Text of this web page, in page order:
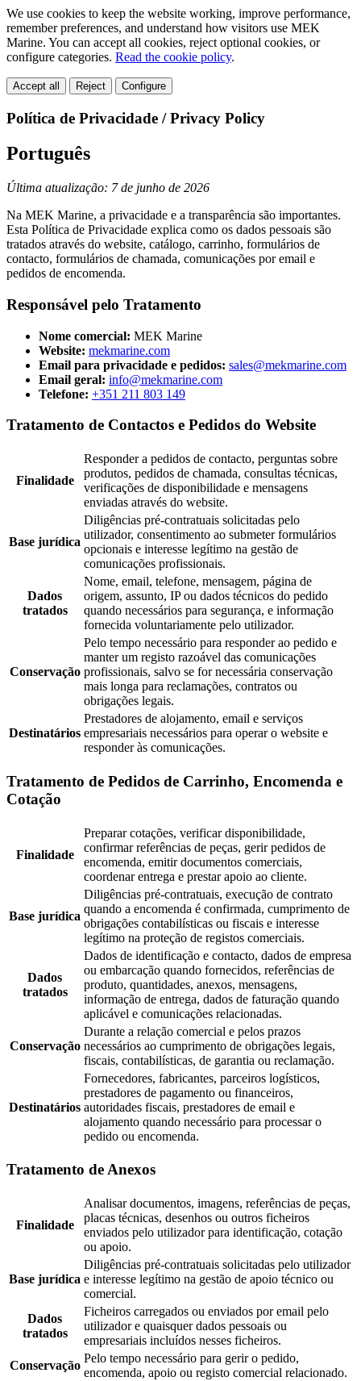
We use cookies to keep the website working, improve performance,
remember preferences, and understand how visitors use MEK
Marine. You can accept all cookies, reject optional cookies, or
configure categories. Read the cookie policy.
Accept all Reject Configure
Política de Privacidade / Privacy Policy
Português
Última atualização: 7 de junho de 2026
Na MEK Marine, a privacidade e a transparência são importantes.
Esta Política de Privacidade explica como os dados pessoais são
tratados através do website, catálogo, carrinho, formulários de
contacto, formulários de chamada, comunicações por email e
pedidos de encomenda.
Responsável pelo Tratamento
Nome comercial: MEK Marine
Website: mekmarine.com
Email para privacidade e pedidos: sales@mekmarine.com
Email geral: info@mekmarine.com
Telefone: +351 211 803 149
Tratamento de Contactos e Pedidos do Website
Finalidade
Responder a pedidos de contacto, perguntas sobre
produtos, pedidos de chamada, consultas técnicas,
verificações de disponibilidade e mensagens
enviadas através do website.
Base jurídica
Diligências pré-contratuais solicitadas pelo
utilizador, consentimento ao submeter formulários
opcionais e interesse legítimo na gestão de
comunicações profissionais.
Dados
tratados
Nome, email, telefone, mensagem, página de
origem, assunto, IP ou dados técnicos do pedido
quando necessários para segurança, e informação
fornecida voluntariamente pelo utilizador.
Conservação
Pelo tempo necessário para responder ao pedido e
manter um registo razoável das comunicações
profissionais, salvo se for necessária conservação
mais longa para reclamações, contratos ou
obrigações legais.
Destinatários
Prestadores de alojamento, email e serviços
empresariais necessários para operar o website e
responder às comunicações.
Tratamento de Pedidos de Carrinho, Encomenda e
Cotação
Finalidade
Preparar cotações, verificar disponibilidade,
confirmar referências de peças, gerir pedidos de
encomenda, emitir documentos comerciais,
coordenar entrega e prestar apoio ao cliente.
Base jurídica
Diligências pré-contratuais, execução de contrato
quando a encomenda é confirmada, cumprimento de
obrigações contabilísticas ou fiscais e interesse
legítimo na proteção de registos comerciais.
Dados
tratados
Dados de identificação e contacto, dados de empresa
ou embarcação quando fornecidos, referências de
produto, quantidades, anexos, mensagens,
informação de entrega, dados de faturação quando
aplicável e comunicações relacionadas.
Conservação
Durante a relação comercial e pelos prazos
necessários ao cumprimento de obrigações legais,
fiscais, contabilísticas, de garantia ou reclamação.
Destinatários
Fornecedores, fabricantes, parceiros logísticos,
prestadores de pagamento ou financeiros,
autoridades fiscais, prestadores de email e
alojamento quando necessário para processar o
pedido ou encomenda.
Tratamento de Anexos
Finalidade
Analisar documentos, imagens, referências de peças,
placas técnicas, desenhos ou outros ficheiros
enviados pelo utilizador para identificação, cotação
ou apoio.
Base jurídica
Diligências pré-contratuais solicitadas pelo utilizador
e interesse legítimo na gestão de apoio técnico ou
comercial.
Dados
tratados
Ficheiros carregados ou enviados por email pelo
utilizador e quaisquer dados pessoais ou
empresariais incluídos nesses ficheiros.
Conservação
Pelo tempo necessário para gerir o pedido,
encomenda, apoio ou registo comercial relacionado.